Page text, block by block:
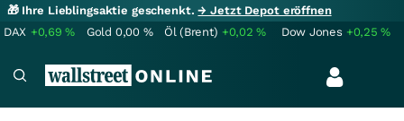
🎁 Ihre Lieblingsaktie geschenkt.→ Jetzt Depot eröffnen
DAX +0,69% Gold 0,00 % Öl (Brent) +0,02% Dow Jones +0,25%